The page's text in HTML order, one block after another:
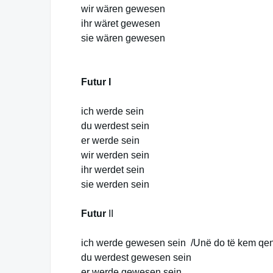
wir wären gewesen
ihr wäret gewesen
sie wären gewesen
Futur I
ich werde sein
du werdest sein
er werde sein
wir werden sein
ihr werdet sein
sie werden sein
Futur
ich werde gewesen sein /Unë do të kem
du werdest gewesen sein